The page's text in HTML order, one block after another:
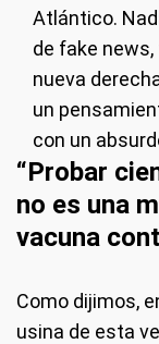
Atlántico.
de fake
nueva
un
con un
“Probar
no es una
vacuna
Como dijimos,
usina de esta